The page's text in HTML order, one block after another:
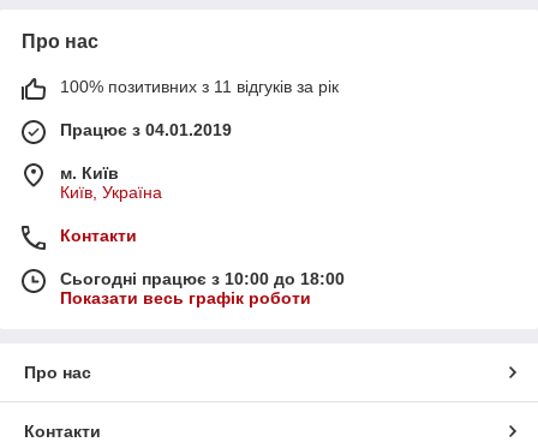
Про нас
100% позитивних з 11 відгуків за рік
Працює з 04.01.2019
м. Київ
Київ, Україна
Контакти
Сьогодні працює з 10:00 до 18:00
Показати весь графік роботи
Про нас
Контакти